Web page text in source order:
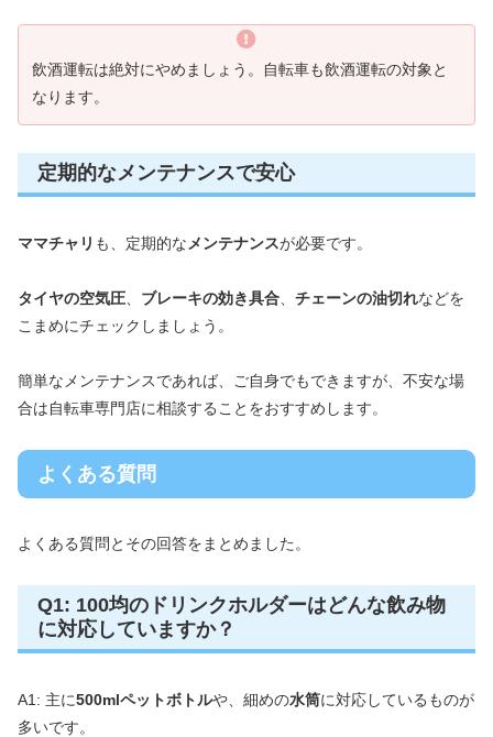
飲酒運転は絶対にやめましょう。自転車も飲酒運転の対象と
なります。
定期的なメンテナンスで安心
ママチャリ も、定期的な メンテナンスが必要です。
タイヤの空気圧 ブレーキの効き具合 チェーンの油切れなどを
こまめにチェックしましょう。
簡単なメンテナンスであれば、ご自身でもできますが、不安な場
合は自転車専門店に相談することをおすすめします。
よくある質問
よくある質問とその回答をまとめました。
Q1: 100均のドリンクホルダーはどんな飲み物
に対応していますか？
A1: 主に500mlペットボトルや、細めの水筒に対応しているものが
多いです。